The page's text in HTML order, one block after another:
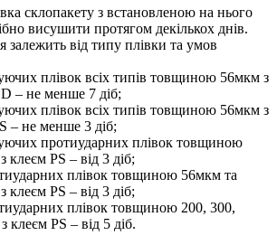
склопакету з встановленою на нього
висушити протягом декількох днів.
залежить від типу плівки та умов
плівок всіх типів товщиною 56мкм з
– не менше 7 діб;
плівок всіх типів товщиною 56мкм з
– не менше 3 діб;
протиударних плівок товщиною
клеєм PS – від 3 діб;
плівок товщиною 56мкм та
клеєм PS – від 3 діб;
плівок товщиною 200, 300,
клеєм PS – від 5 діб.